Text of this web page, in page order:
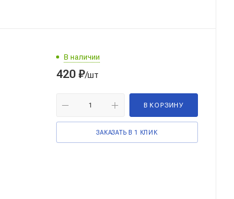
В наличии
420 ₽/шт
В КОРЗИНУ
ЗАКАЗАТЬ В 1 КЛИК